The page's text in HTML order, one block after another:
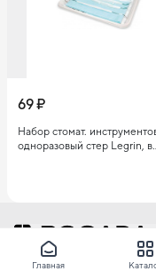
69 ₽
Набор стомат.
одноразовый стер Legrin, в
Rocada Box —
где нужное для
Главная